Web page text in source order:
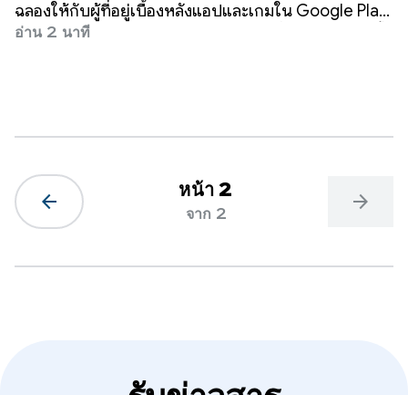
ฉลองให้กับผู้ที่อยู่เบื้องหลังแอปและเกมใน Google Play
เราได้พบกับ Bryan, Jeremy และ Elias ซึ่งเป็นผู้ร่วมก่อตั้ง
อ่าน 2 นาที
arrow_back หน้า 2
จาก 2 arrow_forward